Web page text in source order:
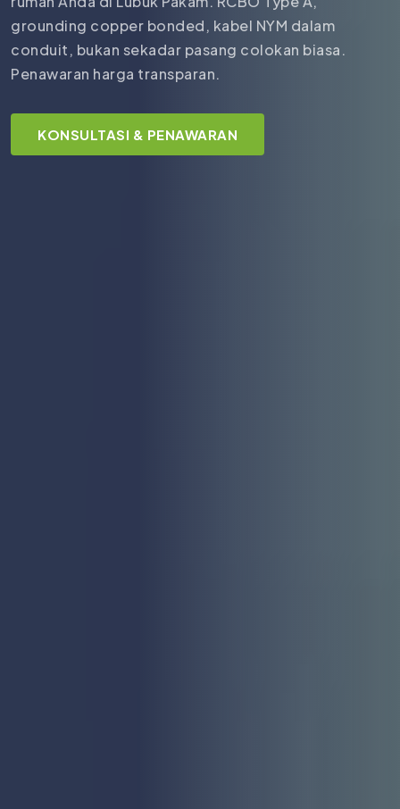
grounding copper bonded, kabel NYM dalam
conduit, bukan sekadar pasang colokan biasa.
Penawaran harga transparan.
KONSULTASI & PENAWARAN